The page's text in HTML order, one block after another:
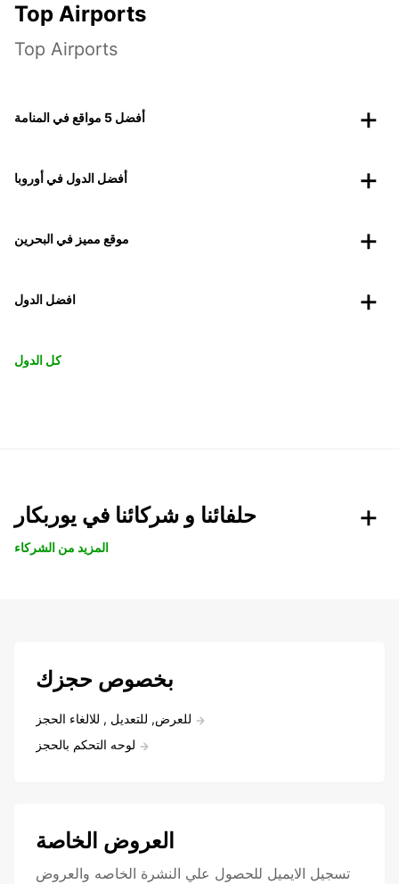
Top Airports
Top Airports
أفضل 5 مواقع في المنامة
أفضل الدول في أوروبا
موقع مميز في البحرين
افضل الدول
كل الدول
حلفائنا و شركائنا في يوربكار
المزيد من الشركاء
بخصوص حجزك
للعرض, للتعديل , للالغاء الحجز
لوحه التحكم بالحجز
العروض الخاصة
تسجيل الايميل للحصول علي النشرة الخاصه والعروض